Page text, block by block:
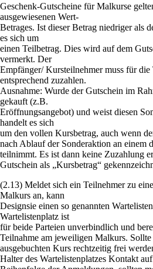
Geschenk-Gutscheine für Malkurse
ausgewiesenen Wert-
Betrages. Ist dieser Betrag niedriger als
es sich um
einen Teilbetrag. Dies wird auf dem
vermerkt. Der
Empfänger/ Kursteilnehmer muss für
entsprechend zuzahlen.
Ausnahme: Wurde der Gutschein im
gekauft (z.B.
Eröffnungsangebot) und weist diesen
handelt es sich
um den vollen Kursbetrag, auch wenn
nach Ablauf der Sonderaktion an einem
teilnimmt. Es ist dann keine Zuzahlung
Gutschein als „Kursbetrag“
(2.13) Meldet sich ein Teilnehmer zu
Malkurs an, kann
Designsie einen so genannten
Wartelistenplatz ist
für beide Parteien unverbindlich und
Teilnahme am jeweiligen Malkurs.
ausgebuchten Kurs rechtzeitig frei
Halter des Wartelistenplatzes Kontakt